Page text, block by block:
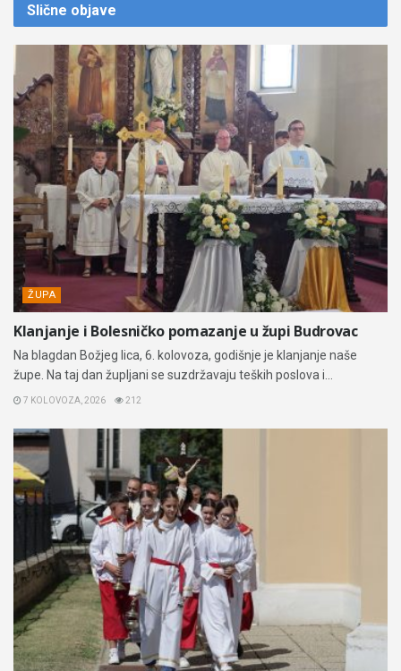
Slične objave
ŽUPA
Klanjanje i Bolesničko pomazanje u župi Budrovac
Na blagdan Božjeg lica, 6. kolovoza, godišnje je klanjanje naše
župe. Na taj dan župljani se suzdržavaju teških poslova i...
7 KOLOVOZA, 2026 212